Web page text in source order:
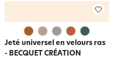
Jeté universel en velours ras
- BECQUET CRÉATION